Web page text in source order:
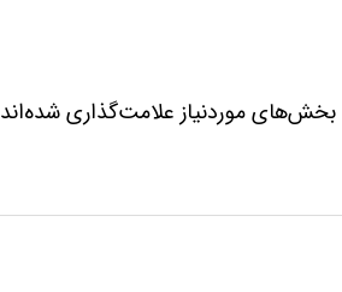
بخش‌های موردنیاز علامت‌گذاری شده‌اند